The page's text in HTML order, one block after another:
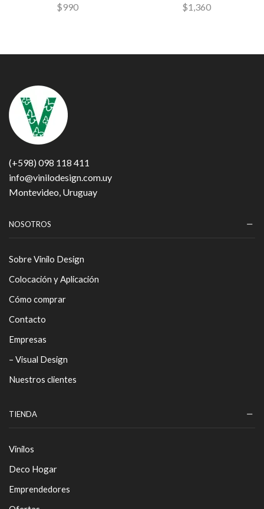
$990 $1,360
(+598) 098 118 411
info@vinilodesign.com.uy
Montevideo, Uruguay
NOSOTROS
Sobre Vinilo Design
Colocación y Aplicación
Cómo comprar
Contacto
Empresas
– Visual Design
Nuestros clientes
TIENDA
Vinilos
Deco Hogar
Emprendedores